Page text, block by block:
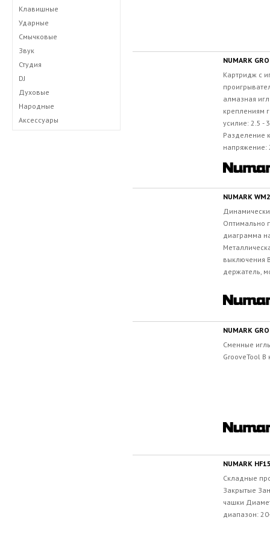
Клавишные
Ударные
Смычковые
Звук
Студия
DJ
Духовые
Народные
Аксессуары
NUMARK
Картридж с
алмазная
креплениям
усилие: 2.5 -
Разделение
напряжение:
NUMARK
Оптимально
диаграмма
выключения
держатель,
NUMARK
Сменные
GrooveTool В
NUMARK
Складные
Закрытые
чашки
диапазон: